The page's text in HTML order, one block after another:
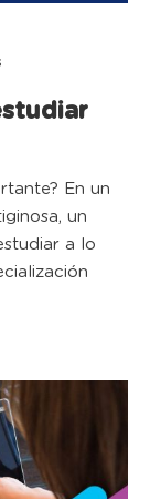
En un
un
a lo